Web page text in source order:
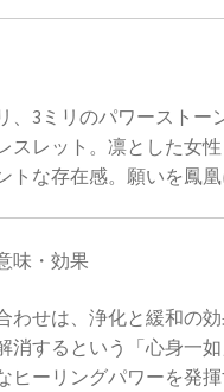
、3ミリのパワーストー
スレット。凛とした女
トな存在感。願いを鳳凰
味・効果
わせは、浄化と緩和の
消するという「心身一
ヒーリングパワーを発